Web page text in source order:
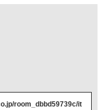
room_dbbd59739c/it